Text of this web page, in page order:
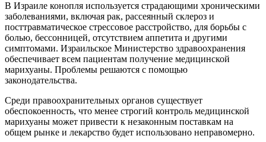
В Израиле конопля используется страдающими хроническими
заболеваниями, включая рак, рассеянный склероз и
посттравматическое стрессовое расстройство, для борьбы с
болью, бессонницей, отсутствием аппетита и другими
симптомами. Израильское Министерство здравоохранения
обеспечивает всем пациентам получение медицинской
марихуаны. Проблемы решаются с помощью
законодательства.
Среди правоохранительных органов существует
обеспокоенность, что менее строгий контроль медицинской
марихуаны может привести к незаконным поставкам на
общем рынке и лекарство будет использовано неправомерно.